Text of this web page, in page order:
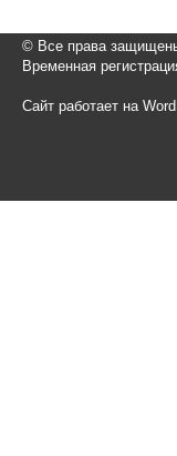
© Все права
Временная
Сайт работает на